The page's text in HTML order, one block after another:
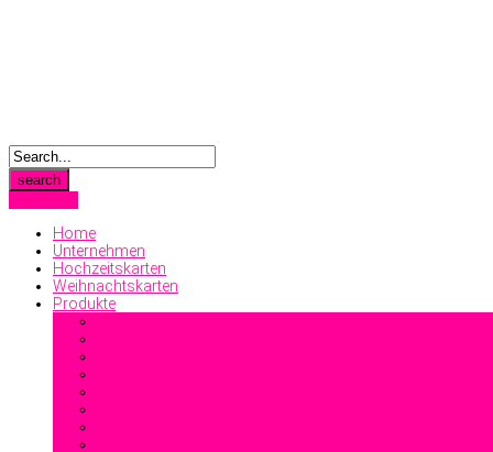
Home
Unternehmen
Hochzeitskarten
Weihnachtskarten
Produkte